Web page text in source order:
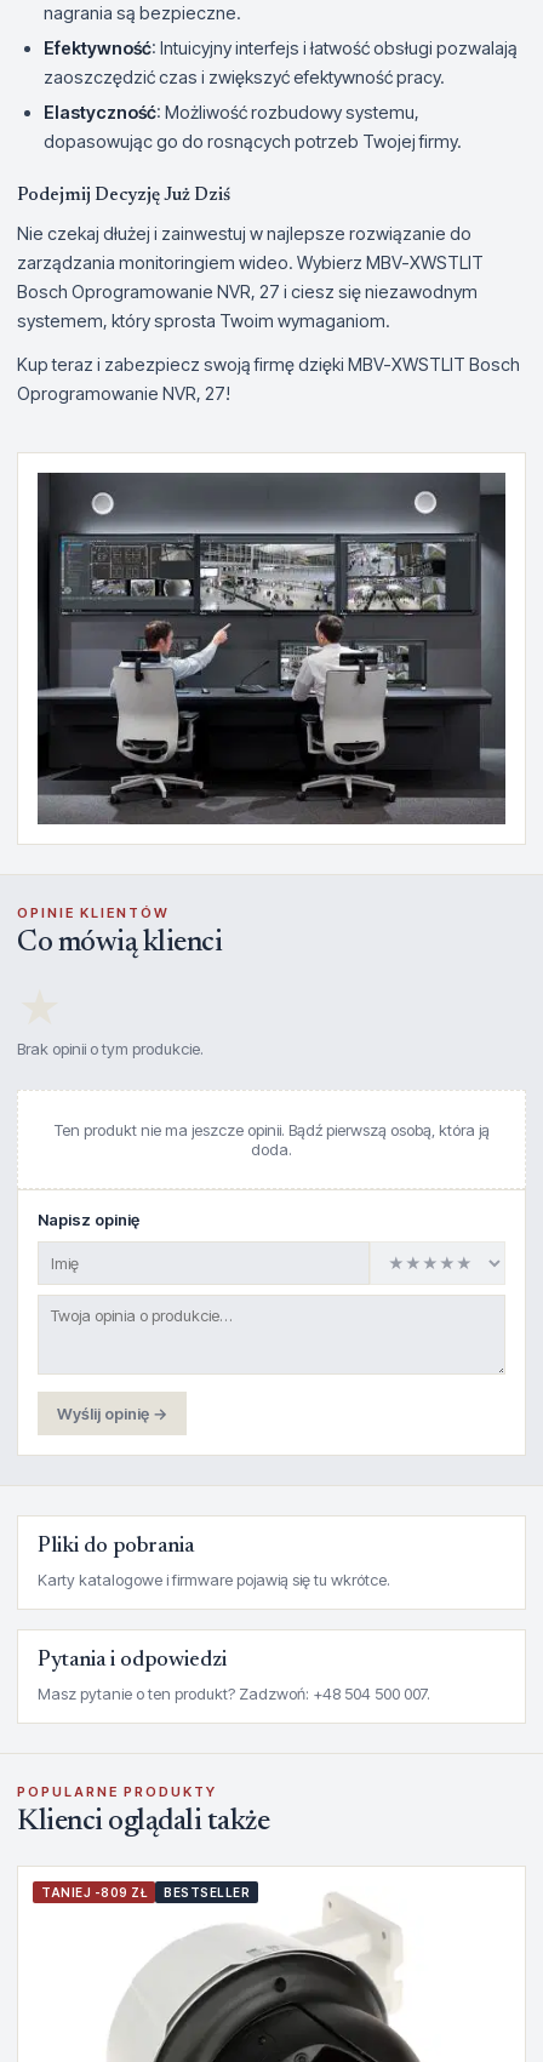
nagrania są bezpieczne.
Efektywność: Intuicyjny interfejs i łatwość obsługi pozwalają
zaoszczędzić czas i zwiększyć efektywność pracy.
Elastyczność: Możliwość rozbudowy systemu,
dopasowując go do rosnących potrzeb Twojej firmy.
Podejmij Decyzję Już Dziś
Nie czekaj dłużej i zainwestuj w najlepsze rozwiązanie do
zarządzania monitoringiem wideo. Wybierz MBV-XWSTLIT
Bosch Oprogramowanie NVR, 27 i ciesz się niezawodnym
systemem, który sprosta Twoim wymaganiom.
Kup teraz i zabezpiecz swoją firmę dzięki MBV-XWSTLIT Bosch
Oprogramowanie NVR, 27!
OPINIE KLIENTÓW
Co mówią klienci
Brak opinii o tym produkcie.
Ten produkt nie ma jeszcze opinii. Bądź pierwszą osobą, która ją
doda.
Napisz opinię
Wyślij opinię →
Pliki do pobrania
Karty katalogowe i firmware pojawią się tu wkrótce.
Pytania i odpowiedzi
Masz pytanie o ten produkt? Zadzwoń: +48 504 500 007.
POPULARNE PRODUKTY
Klienci oglądali także
TANIEJ -809 ZŁ BESTSELLER